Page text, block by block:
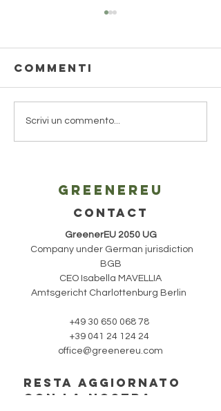
Programma
di una
Biennale di
Venezia
Commenti
Scrivi un commento...
Greenereu
CONTACT
GreenerEU 2050 UG
Company under German jurisdiction
BGB
CEO Isabella MAVELLIA
Amtsgericht Charlottenburg Berlin
+49 30 650 068 78
+39 041 24 124 24
office@greenereu.com
RESTA AGGIORNATO
CON LA NOSTRa